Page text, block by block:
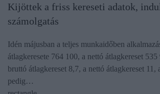
Kijöttek a friss kereseti adatok,
számolgatás
Idén májusban a teljes munkaidőben
átlagkeresete 764 100, a nettó átlagkereset
bruttó átlagkereset 8,7, a nettó átlagkereset 11,
pedig…